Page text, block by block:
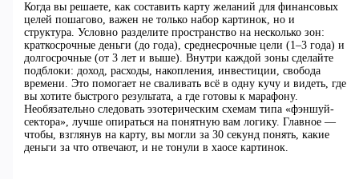
Когда вы решаете, как составить карту желаний для финансовых
целей пошагово, важен не только набор картинок, но и
структура. Условно разделите пространство на несколько зон:
краткосрочные деньги (до года), среднесрочные цели (1–3 года) и
долгосрочные (от 3 лет и выше). Внутри каждой зоны сделайте
подблоки: доход, расходы, накопления, инвестиции, свобода
времени. Это помогает не сваливать всё в одну кучу и видеть, где
вы хотите быстрого результата, а где готовы к марафону.
Необязательно следовать эзотерическим схемам типа «фэншуй-
сектора», лучше опираться на понятную вам логику. Главное —
чтобы, взглянув на карту, вы могли за 30 секунд понять, какие
деньги за что отвечают, и не тонули в хаосе картинок.